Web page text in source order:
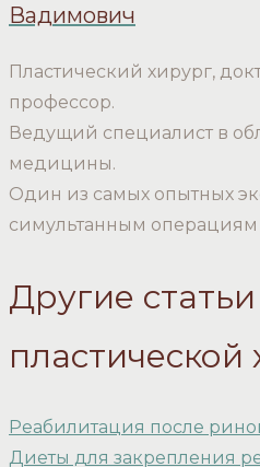
Вадимович
Пластический хирург,
профессор.
Ведущий специалист в
медицины.
Один из самых опытных
симультанным операциям
Другие
пластической
Реабилитация после
Диеты для закрепления